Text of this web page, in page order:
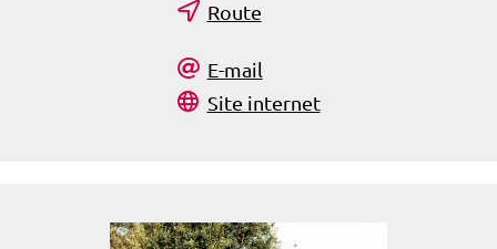
Route
E-mail
Site internet